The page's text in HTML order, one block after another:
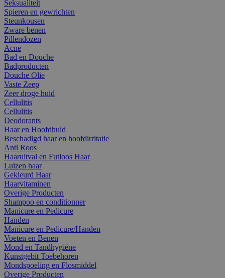
Seksualiteit
Spieren en gewrichten
Steunkousen
Zware benen
Pillendozen
Acne
Bad en Douche
Badproducten
Douche Olie
Vaste Zeep
Zeer droge huid
Cellulitis
Cellulitis
Deodorants
Haar en Hoofdhuid
Beschadigd haar en hoofdirritatie
Anti Roos
Haaruitval en Futloos Haar
Luizen haar
Gekleurd Haar
Haarvitaminen
Overige Producten
Shampoo en conditionner
Manicure en Pedicure
Handen
Manicure en Pedicure/Handen
Voeten en Benen
Mond en Tandhygiëne
Kunstgebit Toebehoren
Mondspoeling en Flosmiddel
Overige Producten